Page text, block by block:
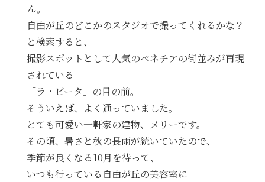
ん。
自由が丘のどこかのスタジオで撮ってくれるかな？
と検索すると、
撮影スポットとして人気のベネチアの街並みが再現
されている
「ラ・ビータ」の目の前。
そういえば、よく通っていました。
とても可愛い一軒家の建物、メリーです。
その頃、暑さと秋の長雨が続いていたので、
季節が良くなる10月を待って、
いつも行っている自由が丘の美容室に